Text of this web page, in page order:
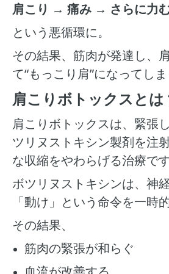
肩こり → 痛み → さらに力
という悪循環に。
その結果、筋肉が発達し、
て“もっこり肩”になってしま
肩こりボトックスとは
肩こりボトックスは、緊張
ツリヌストキシン製剤を注
な収縮をやわらげる治療です
ボツリヌストキシンは、神
「動け」という命令を一時
その結果、
筋肉の緊張が和らぐ